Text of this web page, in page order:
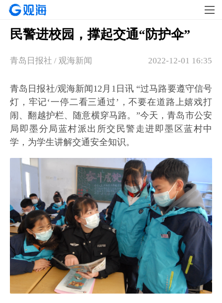
民警进校园，撑起交通“防护伞”
2022-12-01 16:35
青岛日报社 / 观海新闻
青岛日报社/观海新闻12月1日讯 “过马路要遵守信号
灯，牢记‘一停二看三通过’，不要在道路上嬉戏打
闹、翻越护栏、随意横穿马路。”今天，青岛市公安
局即墨分局蓝村派出所交民警走进即墨区蓝村中
学，为学生讲解交通安全知识。